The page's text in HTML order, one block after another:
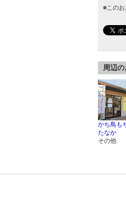
■この
周辺
かち鳥も
たなか
その他